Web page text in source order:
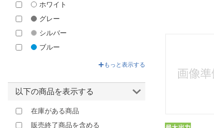
FSC｜エフ・エス・シー
G.WORKER｜ジー・ワーカー
GALAXY｜ギャラクシー
GOPPA｜ゴッパ
GREEN HOUSE｜グリーンハウス
GROOVY｜グルービー
HAMEE｜ハミィ
HIDISC｜ハイディスク
HKW Technology｜エイチケーダ
ホワイト
グレー
シルバー
ブルー
イエロー
もっと表示する
以下の商品を表示する
在庫がある商品
販売終了商品を含める